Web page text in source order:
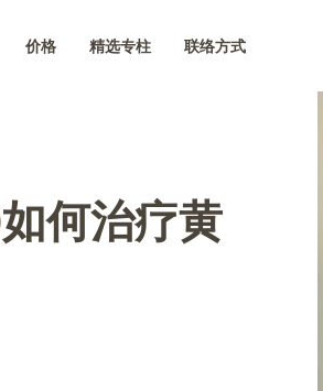
价格 精选专柱 联络方式
何治疗黄